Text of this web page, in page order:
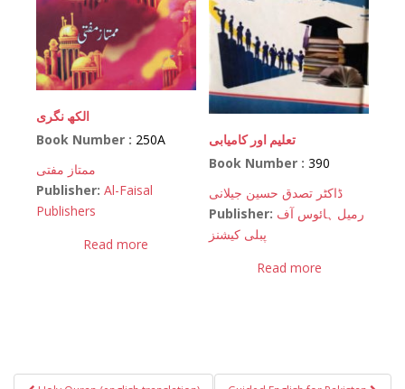
الکھ نگری
Book Number : 250A
ممتاز مفتی
Publisher: Al-Faisal
Publishers
Read more
تعلیم اور کامیابی
Book Number :390
ڈاکٹر تصدق حسین جیلانی
Publisher: رمیل ہائوس آف
پبلی کیشنز
Read more